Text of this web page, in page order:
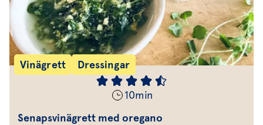
Vinägrett Dressingar
10min
Senapsvinägrett med oregano